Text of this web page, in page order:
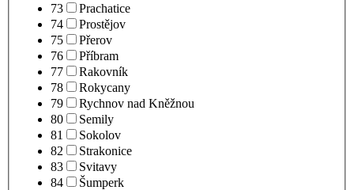
73
Prachatice
74
Prostějov
75
Přerov
76
Příbram
77
Rakovník
78
Rokycany
79
Rychnov nad Kněžnou
80
Semily
81
Sokolov
82
Strakonice
83
Svitavy
84
Šumperk